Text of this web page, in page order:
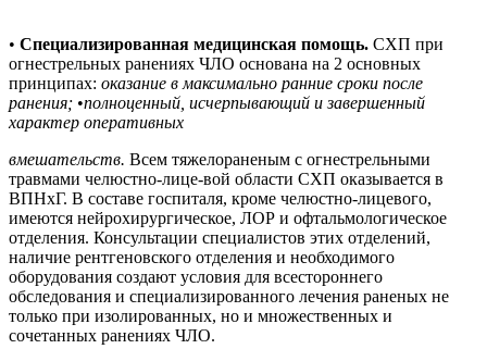
• Специализированная медицинская помощь. СХП при
огнестрельных ранениях ЧЛО основана на 2 основных
принципах: оказание в максимально ранние сроки после
ранения; •полноценный, исчерпывающий и завершенный
характер оперативных
вмешательств. Всем тяжелораненым с огнестрельными
травмами челюстно-лице-вой области СХП оказывается в
ВПНхГ. В составе госпиталя, кроме челюстно-лицевого,
имеются нейрохирургическое, ЛОР и офтальмологическое
отделения. Консультации специалистов этих отделений,
наличие рентгеновского отделения и необходимого
оборудования создают условия для всестороннего
обследования и специализированного лечения раненых не
только при изолированных, но и множественных и
сочетанных ранениях ЧЛО.